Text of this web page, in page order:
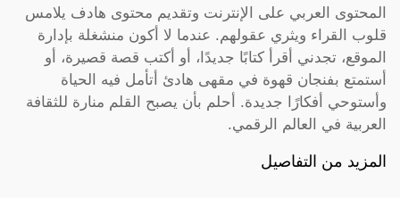
المحتوى العربي على الإنترنت وتقديم محتوى هادف يلامس
قلوب القراء ويثري عقولهم. عندما لا أكون منشغلة بإدارة
الموقع، تجدني أقرأ كتابًا جديدًا، أو أكتب قصة قصيرة، أو
أستمتع بفنجان قهوة في مقهى هادئ أتأمل فيه الحياة
وأستوحي أفكارًا جديدة. أحلم بأن يصبح القلم منارة للثقافة
العربية في العالم الرقمي.
المزيد من التفاصيل